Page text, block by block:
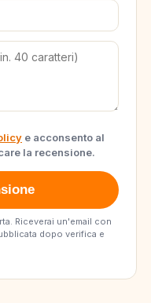
e acconsento al
la recensione.
Riceverai un'email con
dopo verifica e